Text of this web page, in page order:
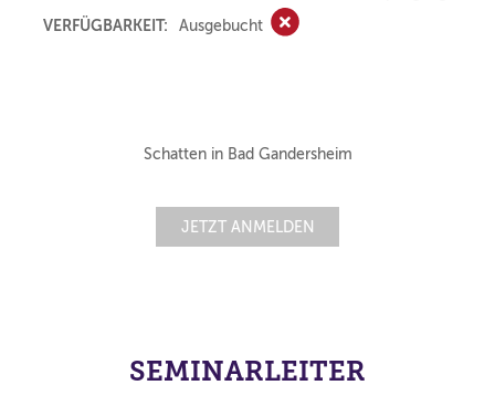
VERFÜGBARKEIT:
Ausgebucht Ausgebucht
Schatten in Bad Gandersheim
JETZT ANMELDEN
SEMINARLEITER